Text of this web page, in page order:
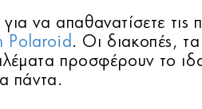
για να απαθανατίσετε
Polaroid . Οι διακοπές, τα
προσφέρουν το
πάντα.